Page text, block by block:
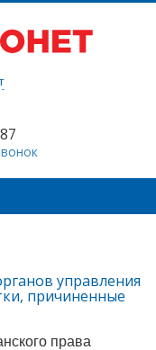
управления
причиненные
права